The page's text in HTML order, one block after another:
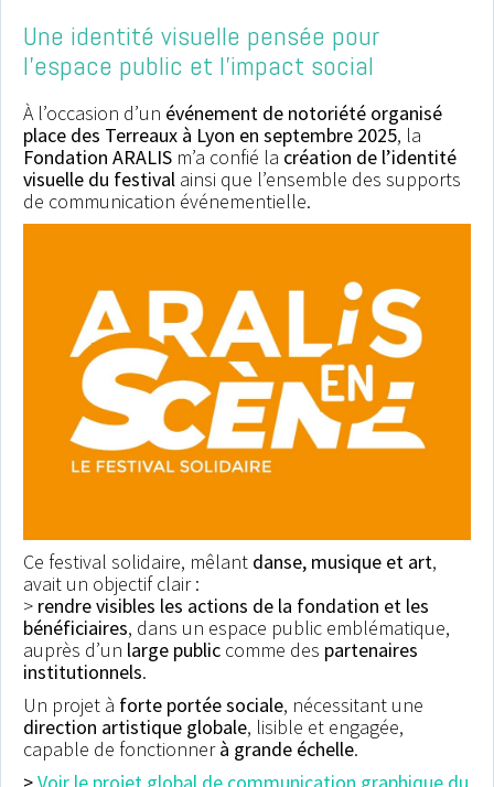
Une identité visuelle pensée pour
l’espace public et l’impact social
À l’occasion d’un événement de notoriété organisé
place des Terreaux à Lyon en septembre 2025, la
Fondation ARALIS m’a confié la création de l’identité
visuelle du festival ainsi que l’ensemble des supports
de communication événementielle.
Ce festival solidaire, mêlant danse, musique et art,
avait un objectif clair :
> rendre visibles les actions de la fondation et les
bénéficiaires, dans un espace public emblématique,
auprès d’un large public comme des partenaires
institutionnels.
Un projet à forte portée sociale, nécessitant une
direction artistique globale, lisible et engagée,
capable de fonctionnerà grande échelle.
Notre musée a fait
appel aux services
d’Edwige en 2023
afin qu’elle crée et décline sur
notre exposition temporaire
« Beaux rivages ». Elle a très vite
cerné notre demande en offrant
la touche de modernité que
recherchions. Le visuel a été
rapidement trouvé et le succès
été au rendez-vous, en grande
particulièrement attrayante.
Merci.
Anne Picoré, directrice
Musée de la Loire